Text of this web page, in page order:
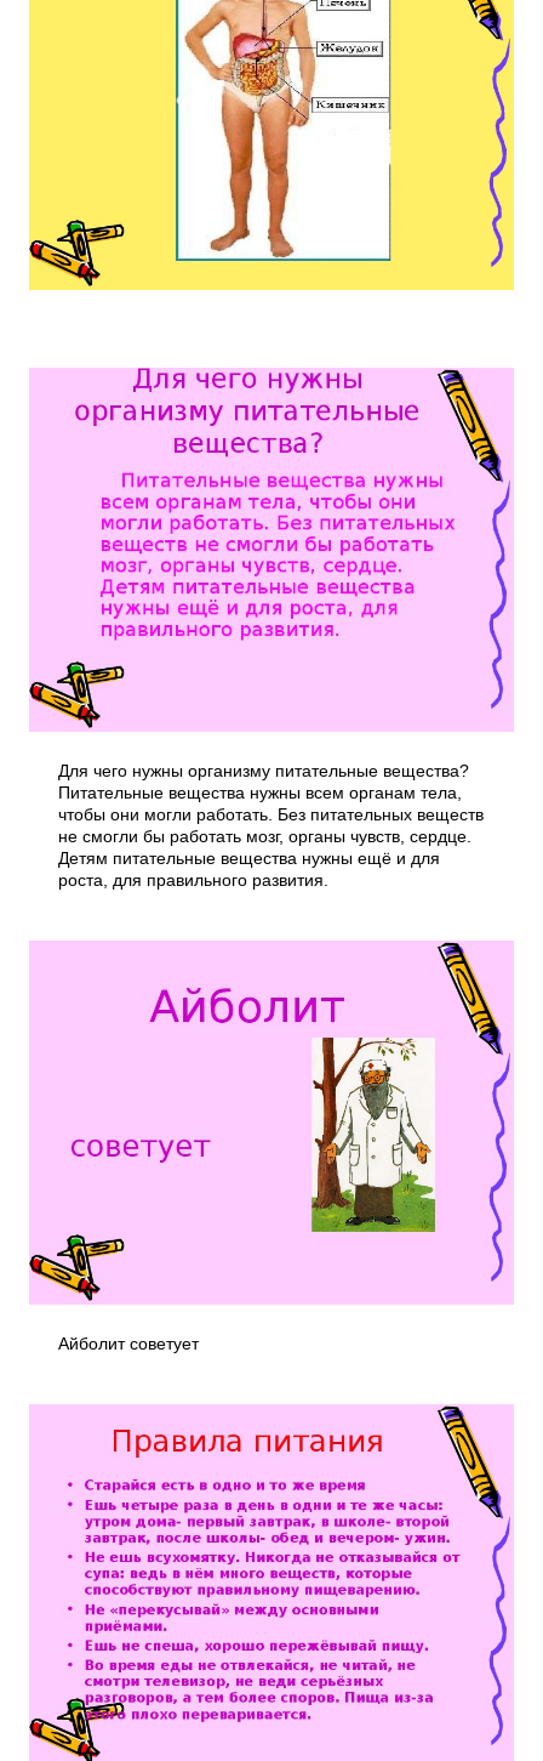
Для чего нужны организму питательные вещества?
Питательные вещества нужны всем органам тела,
чтобы они могли работать. Без питательных веществ
не смогли бы работать мозг, органы чувств, сердце.
Детям питательные вещества нужны ещё и для
роста, для правильного развития.
Айболит советует